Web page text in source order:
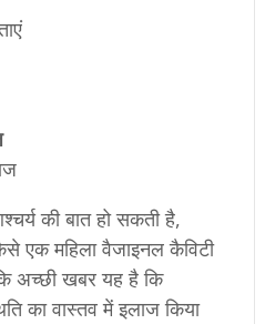
की बात हो सकती है,
एक महिला वैजाइनल कैविटी
अच्छी खबर यह है कि
का वास्तव में इलाज किया